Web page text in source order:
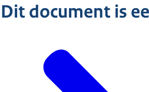
Dit document is